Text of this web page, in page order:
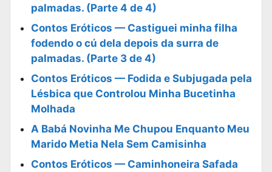
palmadas. (Parte 4 de 4)
Contos Eróticos — Castiguei minha filha
fodendo o cú dela depois da surra de
palmadas. (Parte 3 de 4)
Contos Eróticos — Fodida e Subjugada pela
Lésbica que Controlou Minha Bucetinha
Molhada
A Babá Novinha Me Chupou Enquanto Meu
Marido Metia Nela Sem Camisinha
Contos Eróticos — Caminhoneira Safada